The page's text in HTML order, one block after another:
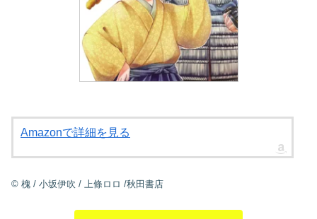
Amazonで詳細を見る
© 槐 / 小坂伊吹 / 上條ロロ /秋田書店